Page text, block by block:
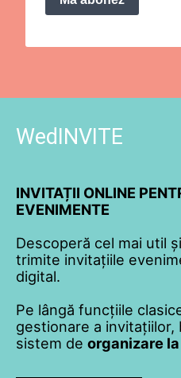
WedINVITE
INVITAȚII ONLINE
EVENIMENTE
Descoperă cel mai util
trimite invitațiile
digital.
Pe lângă funcțiile
gestionare a
sistem de organizare